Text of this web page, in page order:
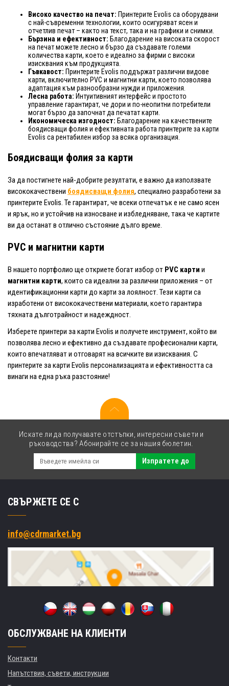
Високо качество на печат: Принтерите Evolis са оборудвани
с най-съвременни технологии, които осигуряват ясен и
отчетлив печат – както на текст, така и на графики и снимки.
Бързина и ефективност: Благодарение на високата скорост
на печат можете лесно и бързо да създавате големи
количества карти, което е идеално за фирми с високи
изисквания към продукцията.
Гъвкавост: Принтерите Evolis поддържат различни видове
карти, включително PVC и магнитни карти, което позволява
адаптация към разнообразни нужди и приложения.
Лесна работа: Интуитивният интерфейс и простото
управление гарантират, че дори и по-неопитни потребители
могат бързо да започнат да печатат карти.
Икономическа изгодност: Благодарение на качествените
боядисващи фолия и ефективната работа принтерите за карти
Evolis са рентабилен избор за всяка организация.
Боядисващи фолия за карти
За да постигнете най-добрите резултати, е важно да използвате
висококачествени боядисващи фолия, специално разработени за
принтерите Evolis. Те гарантират, че всеки отпечатък е не само ясен
и ярък, но и устойчив на износване и избледняване, така че картите
ви да останат в отлично състояние дълго време.
PVC и магнитни карти
В нашето портфолио ще откриете богат избор от PVC карти и
магнитни карти, които са идеални за различни приложения – от
идентификационни карти до карти за лоялност. Тези карти са
изработени от висококачествени материали, което гарантира
тяхната дълготрайност и надеждност.
Изберете принтери за карти Evolis и получете инструмент, който ви
позволява лесно и ефективно да създавате професионални карти,
които впечатляват и отговарят на всичките ви изисквания. С
принтерите за карти Evolis персонализацията и ефективността са
винаги на една ръка разстояние!
Искате ли да получавате отстъпки, интересни съвети и
ръководства? Абонирайте се за нашия бюлетин.
Изпратете до
СВЪРЖЕТЕ СЕ С
info@cdrmarket.bg
ОБСЛУЖВАНЕ НА КЛИЕНТИ
Контакти
Напътствия, съвети, инструкции